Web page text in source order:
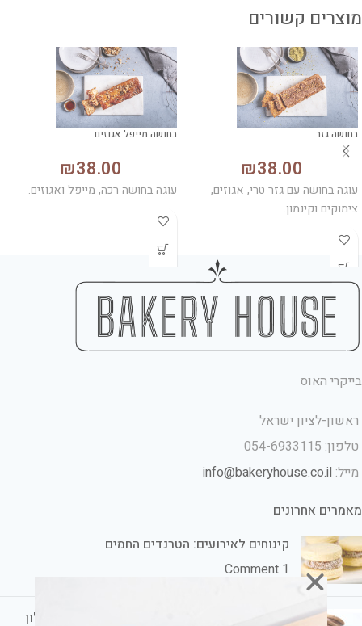
מוצרים קשורים
בחושה גזר
₪38.00
עוגה בחושה עם גזר טרי, אגוזים,
צימוקים וקינמון.
בחושה מייפל אגוזים
₪38.00
עוגה בחושה רכה, מייפל ואגוזים.
בייקרי האוס
ראשון-לציון ישראל
טלפון: 054-6933115
מייל: info@bakeryhouse.co.il
מאמרים אחרונים
קינוחים לאירועים: הטרנדים החמים
1 Comment
קינוחים לשבת חתן: הכי טעים ומתוק אצלכם בסלון